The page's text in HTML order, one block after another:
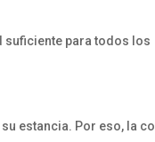
suficiente para todos los
estancia. Por eso, la